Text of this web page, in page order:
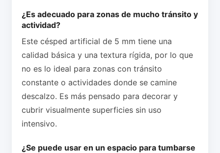
¿Es adecuado para zonas de mucho tránsito y
actividad?
Este césped artificial de 5 mm tiene una
calidad básica y una textura rígida, por lo que
no es lo ideal para zonas con tránsito
constante o actividades donde se camine
descalzo. Es más pensado para decorar y
cubrir visualmente superficies sin uso
intensivo.
¿Se puede usar en un espacio para tumbarse